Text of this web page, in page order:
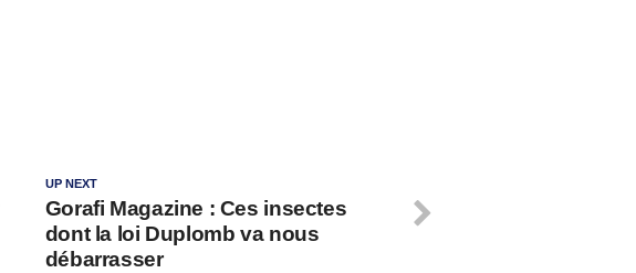
UP NEXT
Gorafi Magazine : Ces insectes
dont la loi Duplomb va nous
débarrasser